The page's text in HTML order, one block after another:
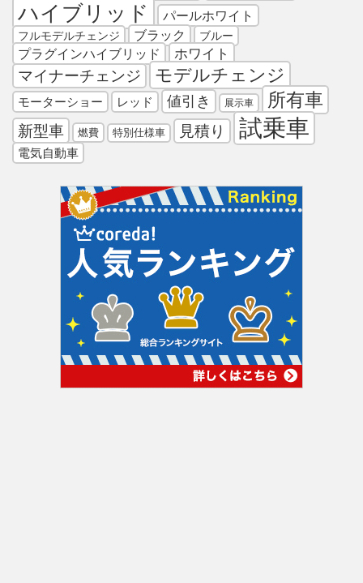
ハイブリッド パールホワイト
フルモデルチェンジ ブラック ブルー
プラグインハイブリッド ホワイト
マイナーチェンジ モデルチェンジ
モーターショー レッド 値引き 展示車 所有車
新型車 燃費 特別仕様車 見積り 試乗車
電気自動車